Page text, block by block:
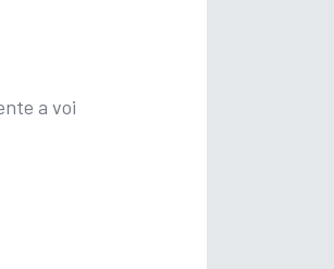
a voi